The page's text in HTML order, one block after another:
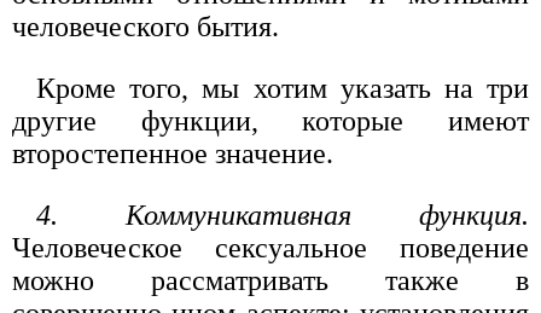
человеческого бытия.
Кроме того, мы хотим указать на три
другие функции, которые имеют
второстепенное значение.
4. Коммуникативная функция.
Человеческое сексуальное поведение
можно рассматривать также в